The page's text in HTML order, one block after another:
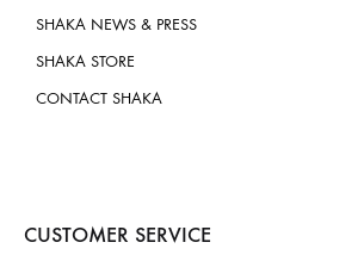
SHAKA NEWS & PRESS
SHAKA STORE
CONTACT SHAKA
CUSTOMER SERVICE